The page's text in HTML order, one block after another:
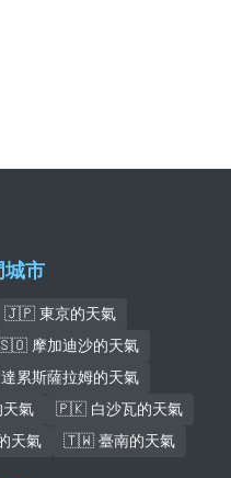
城市
🇯🇵 東京的天氣
摩加迪沙的天氣
累斯薩拉姆的天氣
氣
🇵🇰 白沙瓦的天氣
天氣 🇹🇼 臺南的天氣